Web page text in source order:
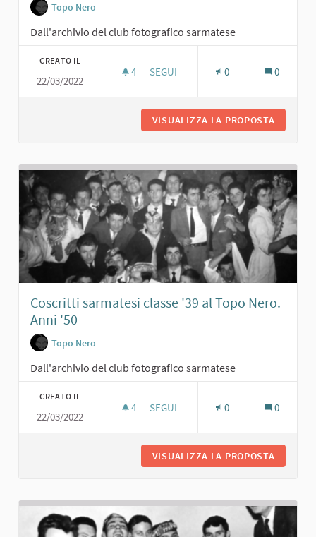
Topo Nero
Dall'archivio del club fotografico sarmatese
CREATO IL
22/03/2022
4 4 SOSTENITORI
SEGUI 0 0
VISUALIZZA LA PROPOSTA
Coscritti sarmatesi classe '39 al Topo Nero.
Anni '50
Topo Nero
Dall'archivio del club fotografico sarmatese
CREATO IL
22/03/2022
4 4 SOSTENITORI
SEGUI 0 0
VISUALIZZA LA PROPOSTA